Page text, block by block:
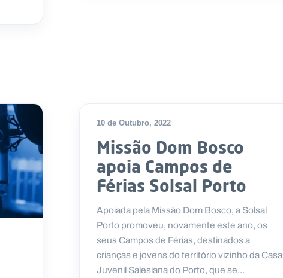
10 de Outubro, 2022
Missão Dom Bosco
apoia Campos de
Férias Solsal Porto
Apoiada pela Missão Dom Bosco, a Solsal
Porto promoveu, novamente este ano, os
seus Campos de Férias, destinados a
crianças e jovens do território vizinho da Casa
Juvenil Salesiana do Porto, que se...